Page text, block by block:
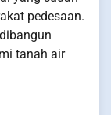
pedesaan.
tanah air